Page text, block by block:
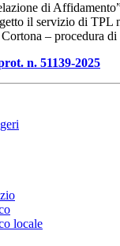
di
il servizio di TPL
– procedura
n. 51139-2025
locale